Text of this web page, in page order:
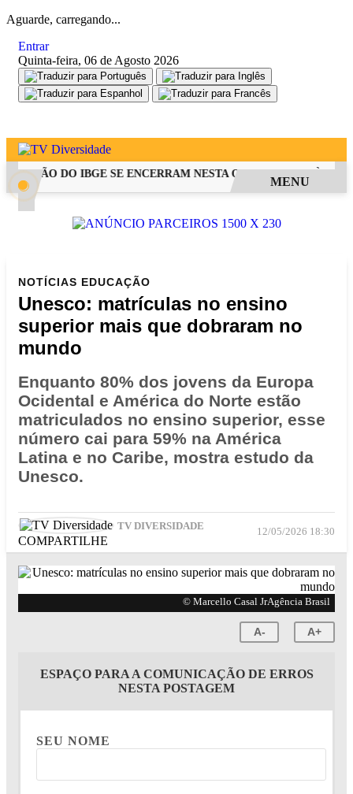
Aguarde, carregando...
Entrar
Quinta-feira, 06 de Agosto 2026
DO IBGE SE ENCERRAM NESTA QUINTA-FEIRA ÀS 14H
MENU
NOTÍCIAS EDUCAÇÃO
Unesco: matrículas no ensino
superior mais que dobraram no
mundo
Enquanto 80% dos jovens da Europa
Ocidental e América do Norte estão
matriculados no ensino superior, esse
número cai para 59% na América
Latina e no Caribe, mostra estudo da
Unesco.
TV DIVERSIDADE 12/05/2026 18:30
COMPARTILHE
© Marcello Casal JrAgência Brasil
A- A+
ESPAÇO PARA A COMUNICAÇÃO DE ERROS
NESTA POSTAGEM
SEU NOME